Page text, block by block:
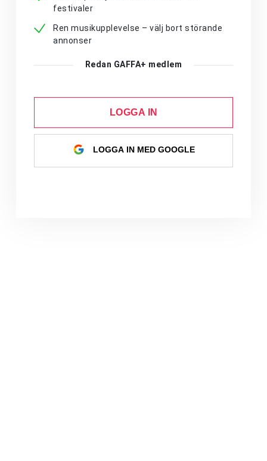
festivaler
Ren musikupplevelse – välj bort störande
annonser
Redan GAFFA+ medlem
LOGGA IN
LOGGA IN MED GOOGLE